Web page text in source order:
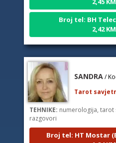
Broj tel: BH
2,42
TEHNIKE:numerologija, tarot
razgovori
Broj tel: HT Mostar
1,84